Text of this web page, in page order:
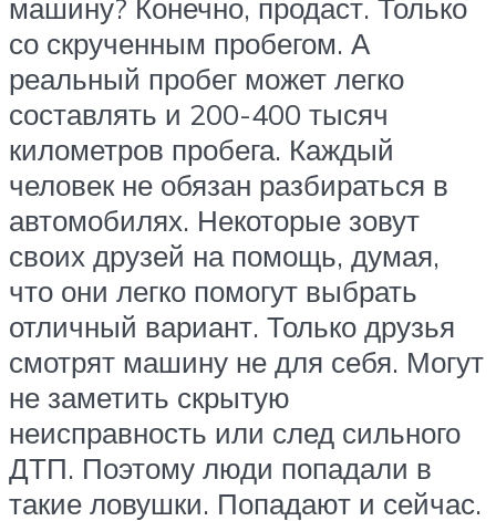
машину? Конечно, продаст. Только
со скрученным пробегом. А
реальный пробег может легко
составлять и 200-400 тысяч
километров пробега. Каждый
человек не обязан разбираться в
автомобилях. Некоторые зовут
своих друзей на помощь, думая,
что они легко помогут выбрать
отличный вариант. Только друзья
смотрят машину не для себя. Могут
не заметить скрытую
неисправность или след сильного
ДТП. Поэтому люди попадали в
такие ловушки. Попадают и сейчас.